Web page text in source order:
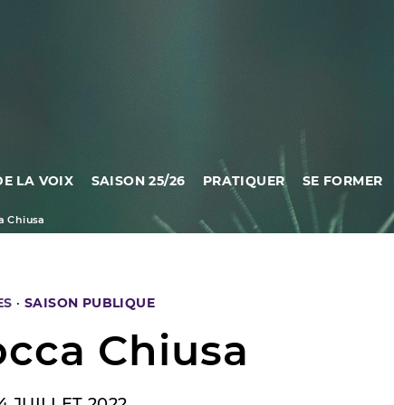
LA VOIX SAISON 25/26 PRATIQUER SE FORMER
Chiusa
·SAISON PUBLIQUE
Chiusa